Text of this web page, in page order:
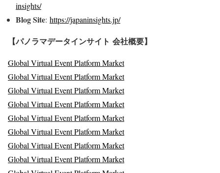
insights/
Blog Site: https://japaninsights.jp/
【パノラマデータインサイト 会社概要】
Global Virtual Event Platform Market
Global Virtual Event Platform Market
Global Virtual Event Platform Market
Global Virtual Event Platform Market
Global Virtual Event Platform Market
Global Virtual Event Platform Market
Global Virtual Event Platform Market
Global Virtual Event Platform Market